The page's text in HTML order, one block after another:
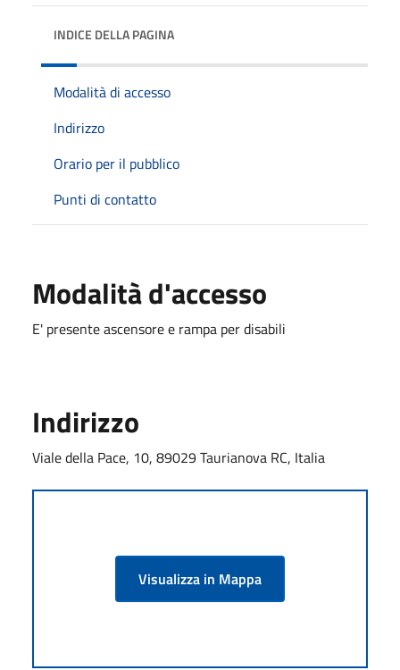
INDICE DELLA PAGINA
Modalità di accesso
Indirizzo
Orario per il pubblico
Punti di contatto
Modalità d'accesso
E' presente ascensore e rampa per disabili
Indirizzo
Viale della Pace, 10, 89029 Taurianova RC, Italia
Visualizza in Mappa